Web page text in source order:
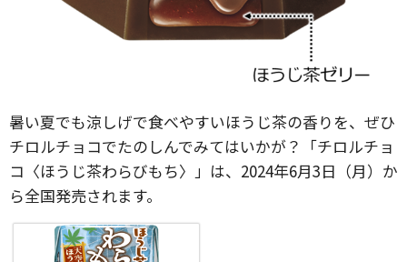
暑い夏でも涼しげで食べやすいほうじ茶の香りを、ぜひ
チロルチョコでたのしんでみてはいかが？「チロルチョ
コ〈ほうじ茶わらびもち〉」は、2024年6月3日（月）か
ら全国発売されます。